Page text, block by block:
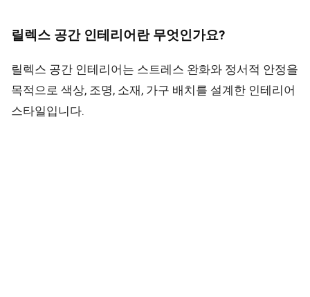
릴렉스 공간 인테리어란 무엇인가요?
릴렉스 공간 인테리어는 스트레스 완화와 정서적 안정을
목적으로 색상, 조명, 소재, 가구 배치를 설계한 인테리어
스타일입니다.